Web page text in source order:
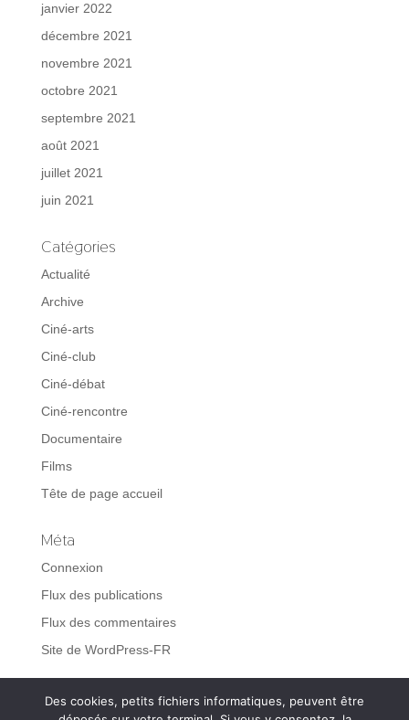
janvier 2022
décembre 2021
novembre 2021
octobre 2021
septembre 2021
août 2021
juillet 2021
juin 2021
Catégories
Actualité
Archive
Ciné-arts
Ciné-club
Ciné-débat
Ciné-rencontre
Documentaire
Films
Tête de page accueil
Méta
Connexion
Flux des publications
Flux des commentaires
Site de WordPress-FR
Des cookies, petits fichiers informatiques, peuvent être